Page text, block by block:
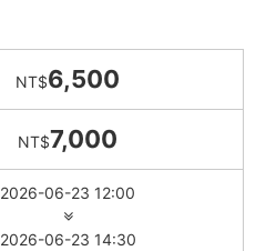
NT$6,500
NT$7,000
2026-06-23 12:00
2026-06-23 14:30